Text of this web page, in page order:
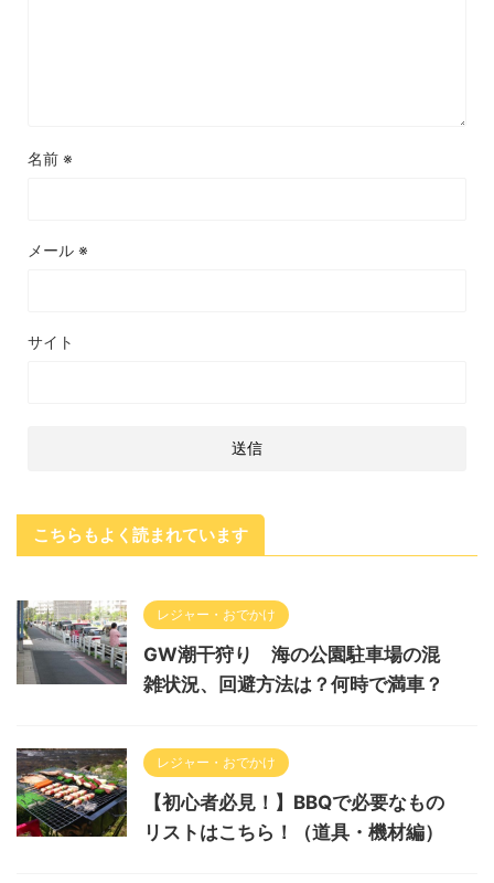
名前 ※
メール ※
サイト
こちらもよく読まれています
レジャー・おでかけ
GW潮干狩り 海の公園駐車場の混
雑状況、回避方法は？何時で満車？
レジャー・おでかけ
【初心者必見！】BBQで必要なもの
リストはこちら！（道具・機材編）